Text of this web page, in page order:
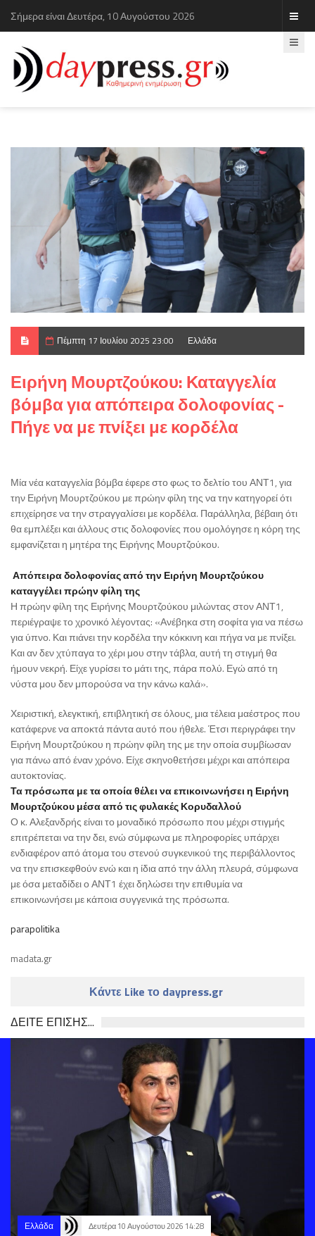
Σήμερα είναι Δευτέρα, 10 Αυγούστου 2026
Πέμπτη 17 Ιουλίου 2025 23:00 Ελλάδα
Ειρήνη Μουρτζούκου: Καταγγελία
βόμβα για απόπειρα δολοφονίας -
Πήγε να με πνίξει με κορδέλα
Μία νέα καταγγελία βόμβα έφερε στο φως το δελτίο του ΑΝΤ1, για
την Ειρήνη Μουρτζούκου με πρώην φίλη της να την κατηγορεί ότι
επιχείρησε να την στραγγαλίσει με κορδέλα. Παράλληλα, βέβαιη ότι
θα εμπλέξει και άλλους στις δολοφονίες που ομολόγησε η κόρη της
εμφανίζεται η μητέρα της Ειρήνης Μουρτζούκου.
Απόπειρα δολοφονίας από την Ειρήνη Μουρτζούκου
καταγγέλει πρώην φίλη της
Η πρώην φίλη της Ειρήνης Μουρτζούκου μιλώντας στον ΑΝΤ1,
περιέγραψε το χρονικό λέγοντας: «Ανέβηκα στη σοφίτα για να πέσω
για ύπνο. Και πιάνει την κορδέλα την κόκκινη και πήγα να με πνίξει.
Και αν δεν χτύπαγα το χέρι μου στην τάβλα, αυτή τη στιγμή θα
ήμουν νεκρή. Είχε γυρίσει το μάτι της, πάρα πολύ. Εγώ από τη
νύστα μου δεν μπορούσα να την κάνω καλά».
Χειριστική, ελεγκτική, επιβλητική σε όλους, μια τέλεια μαέστρος που
κατάφερνε να αποκτά πάντα αυτό που ήθελε. Έτσι περιγράφει την
Ειρήνη Μουρτζούκου η πρώην φίλη της με την οποία συμβίωσαν
για πάνω από έναν χρόνο. Είχε σκηνοθετήσει μέχρι και απόπειρα
αυτοκτονίας.
Τα πρόσωπα με τα οποία θέλει να επικοινωνήσει η Ειρήνη
Μουρτζούκου μέσα από τις φυλακές Κορυδαλλού
Ο κ. Αλεξανδρής είναι το μοναδικό πρόσωπο που μέχρι στιγμής
επιτρέπεται να την δει, ενώ σύμφωνα με πληροφορίες υπάρχει
ενδιαφέρον από άτομα του στενού συγκενικού της περιβάλλοντος
να την επισκεφθούν ενώ και η ίδια από την άλλη πλευρά, σύμφωνα
με όσα μεταδίδει ο ΑΝΤ1 έχει δηλώσει την επιθυμία να
επικοινωνήσει με κάποια συγγενικά της πρόσωπα.
parapolitika
madata.gr
Κάντε Like το daypress.gr
ΔΕΙΤΕ ΕΠΙΣΗΣ...
Ελλάδα Δευτέρα 10 Αυγούστου 2026 14:28